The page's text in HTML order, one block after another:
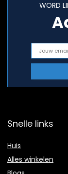
WORD
Snelle links
Huis
Alles winkelen